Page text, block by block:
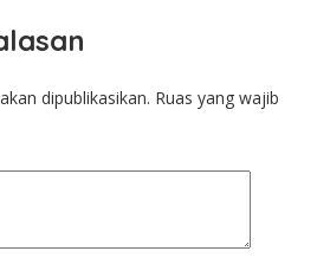
dipublikasikan. Ruas yang wajib